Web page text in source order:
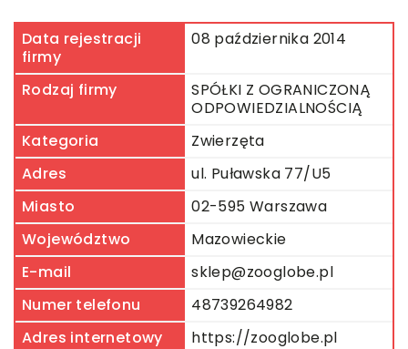
Data rejestracji
firmy
08 października 2014
Rodzaj firmy
SPÓŁKI Z OGRANICZONĄ
ODPOWIEDZIALNOŚCIĄ
Kategoria
Zwierzęta
Adres
ul. Puławska 77/U5
Miasto
02-595 Warszawa
Województwo
Mazowieckie
E-mail
sklep@zooglobe.pl
Numer telefonu
48739264982
Adres internetowy
https://zooglobe.pl